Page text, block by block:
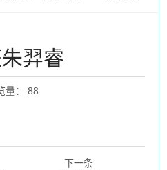
羿睿
量： 88
下一条